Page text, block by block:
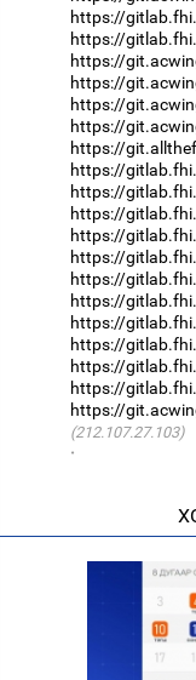
https://
https://
https://
https://
https://
https://
https://
https://
https://
https://
https://
https://
https://
https://
https://
https://
https://
https://
https://
(212.107.27.103)
·